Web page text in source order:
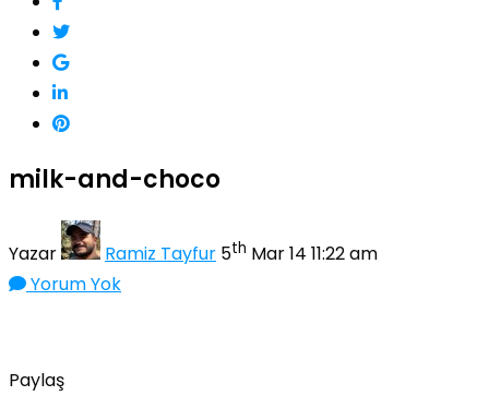
milk-and-choco
Yazar Ramiz Tayfur 5th Mar 14 11:22 am
Yorum Yok
Paylaş